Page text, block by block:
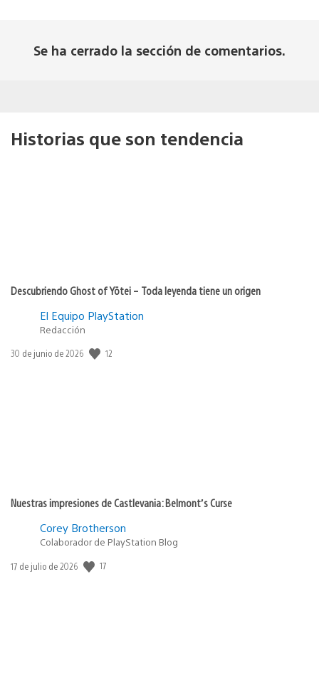
Se ha cerrado la sección de comentarios.
Historias que son tendencia
Descubriendo Ghost of Yōtei – Toda leyenda tiene un origen
El Equipo PlayStation
Redacción
Fecha
30 de junio de 2026 12
Nuestras impresiones de Castlevania: Belmont’s Curse
Corey Brotherson
Colaborador de PlayStation Blog
Fecha
17 de julio de 2026 17